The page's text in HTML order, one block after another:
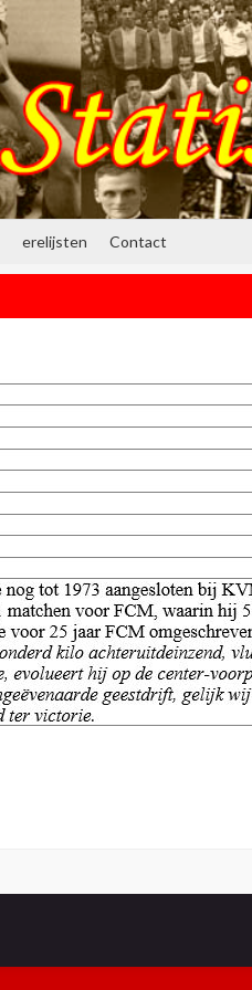
erelijsten Contact